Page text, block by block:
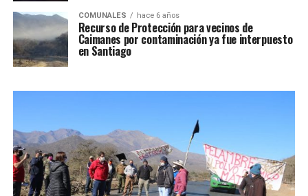
COMUNALES hace 6 años
Recurso de Protección para vecinos de
Caimanes por contaminación ya fue interpuesto
en Santiago